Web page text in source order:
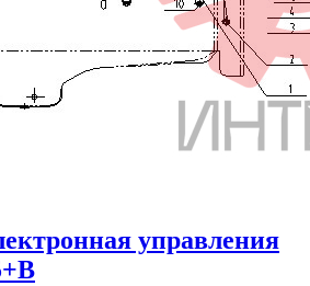
управления